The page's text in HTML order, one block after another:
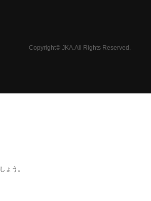
Copyright© JKA.All Rights Reserved.
ょう。